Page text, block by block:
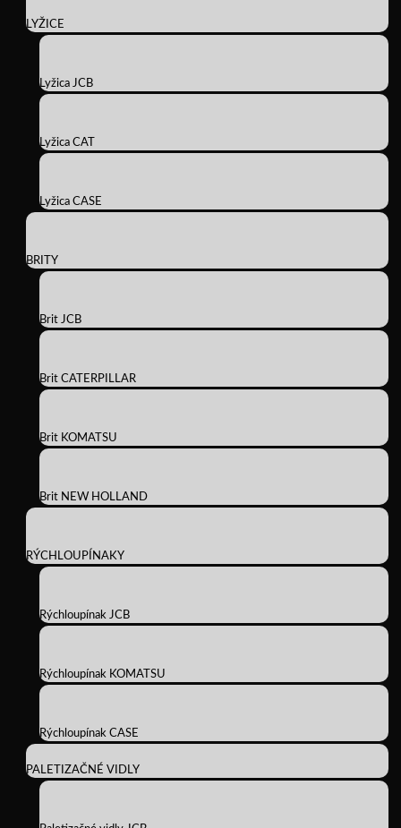
LYŽICE
Lyžica JCB
Lyžica CAT
Lyžica CASE
BRITY
Brit JCB
Brit CATERPILLAR
Brit KOMATSU
Brit NEW HOLLAND
RÝCHLOUPÍNAKY
Rýchloupínak JCB
Rýchloupínak KOMATSU
Rýchloupínak CASE
PALETIZAČNÉ VIDLY